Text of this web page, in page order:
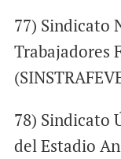
77) Sindicato
Trabajadores
78) Sindicato
del Estadio